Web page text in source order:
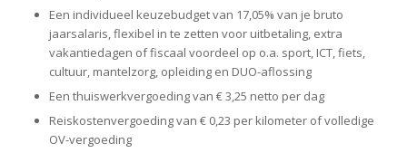
Een individueel keuzebudget van 17,05% van je bruto
jaarsalaris, flexibel in te zetten voor uitbetaling, extra
vakantiedagen of fiscaal voordeel op o.a. sport, ICT, fiets,
cultuur, mantelzorg, opleiding en DUO-aflossing
Een thuiswerkvergoeding van € 3,25 netto per dag
Reiskostenvergoeding van € 0,23 per kilometer of volledige
OV-vergoeding